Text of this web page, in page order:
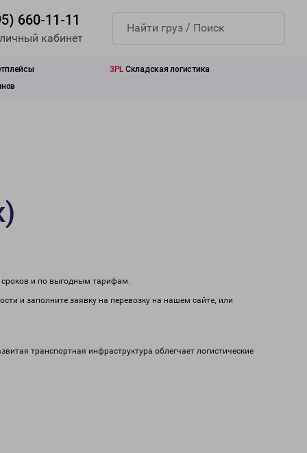
660-11-11
кабинет
3PL Складская логистика
сроков и по выгодным тарифам.
и заполните заявку на перевозку на нашем сайте, или
транспортная инфраструктура облегчает логистические